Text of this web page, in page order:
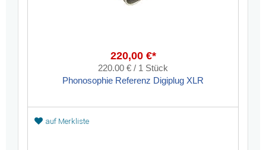
220,00 €*
220.00 € / 1 Stück
Phonosophie Referenz Digiplug XLR
auf Merkliste